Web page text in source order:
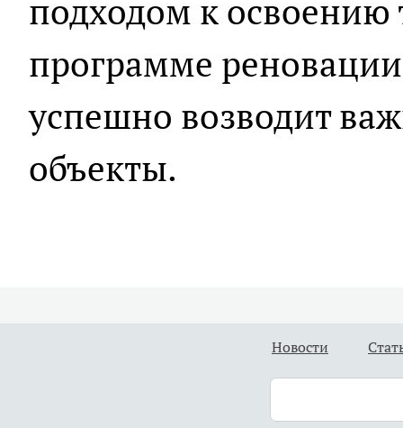
подходом к освоению
программе
успешно возводит
объекты.
Новости